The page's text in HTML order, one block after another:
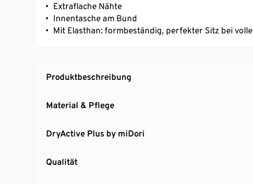
Extraflache Nähte
Innentasche am Bund
Mit Elasthan: formbeständig, perfekter Sitz bei
Produktbeschreibung
Material & Pflege
DryActive Plus by miDori
Qualität